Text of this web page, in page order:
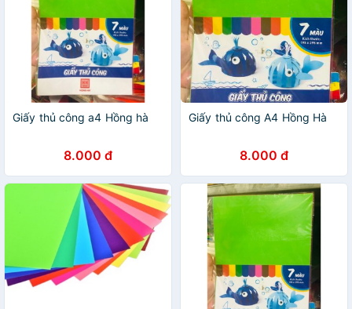
Giấy thủ công a4 Hồng hà
8.000 đ
Giấy thủ công A4 Hồng Hà
8.000 đ